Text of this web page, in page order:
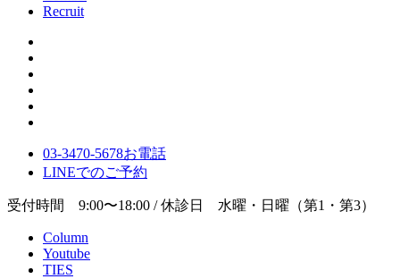
Recruit
03-3470-5678お電話
LINEでのご予約
受付時間 9:00〜18:00 / 休診日 水曜・日曜（第1・第3）
Column
Youtube
TIES